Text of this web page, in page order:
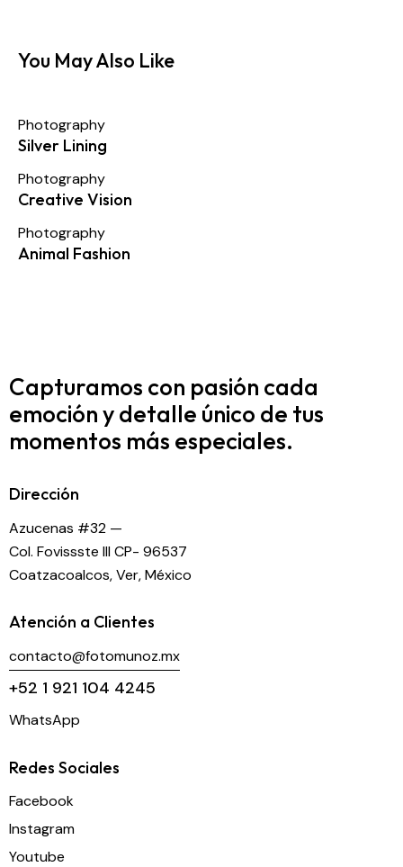
You May Also Like
Photography
Silver Lining
Photography
Creative Vision
Photography
Animal Fashion
Capturamos con pasión cada
emoción y detalle único de tus
momentos más especiales.
Dirección
Azucenas #32 —
Col. Fovissste III CP- 96537
Coatzacoalcos, Ver, México
Atención a Clientes
contacto@fotomunoz.mx
+52 1 921 104 4245
WhatsApp
Redes Sociales
Facebook
Instagram
Youtube